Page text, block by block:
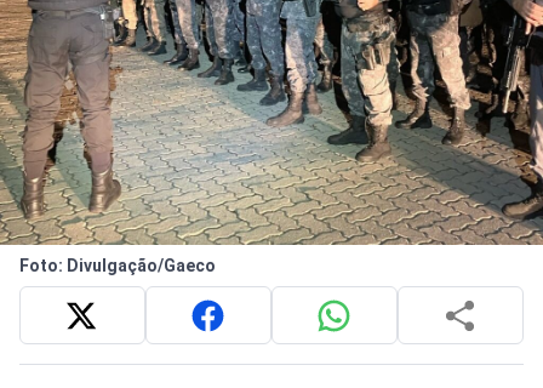
Foto: Divulgação/Gaeco